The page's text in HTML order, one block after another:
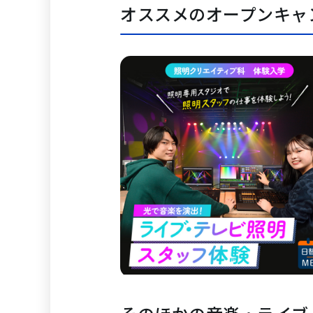
オススメのオープンキ